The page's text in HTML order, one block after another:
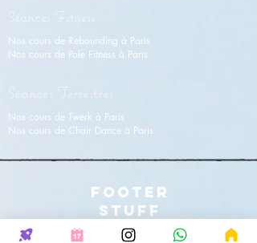
Séances Fitness
Nos cours de Rebounding à Paris
Nos cours de Pole Fitness à Paris
Séances Terrestres
Nos cours de Twerk à Paris
Nos cours de Chair Dance à Paris
FOOTER
STUFF